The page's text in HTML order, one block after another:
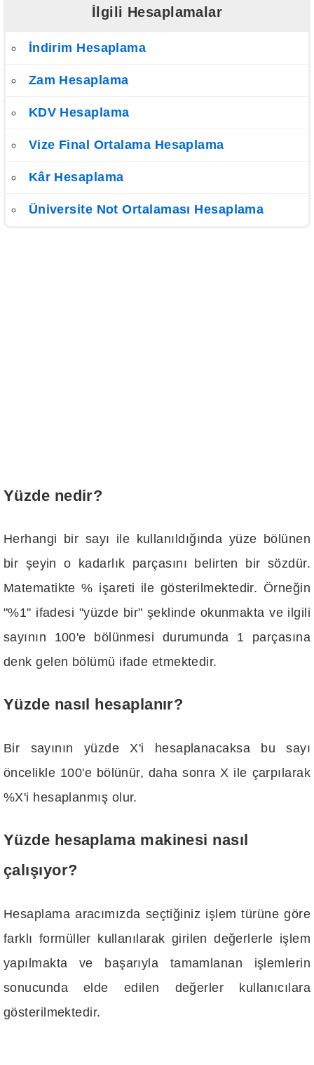
İlgili Hesaplamalar
İndirim Hesaplama
Zam Hesaplama
KDV Hesaplama
Vize Final Ortalama Hesaplama
Kâr Hesaplama
Üniversite Not Ortalaması Hesaplama
Yüzde nedir?
Herhangi bir sayı ile kullanıldığında yüze bölünen
bir şeyin o kadarlık parçasını belirten bir sözdür.
Matematikte % işareti ile gösterilmektedir. Örneğin
"%1" ifadesi "yüzde bir" şeklinde okunmakta ve ilgili
sayının 100'e bölünmesi durumunda 1 parçasına
denk gelen bölümü ifade etmektedir.
Yüzde nasıl hesaplanır?
Bir sayının yüzde X'i hesaplanacaksa bu sayı
öncelikle 100'e bölünür, daha sonra X ile çarpılarak
%X'i hesaplanmış olur.
Yüzde hesaplama makinesi nasıl
çalışıyor?
Hesaplama aracımızda seçtiğiniz işlem türüne göre
farklı formüller kullanılarak girilen değerlerle işlem
yapılmakta ve başarıyla tamamlanan işlemlerin
sonucunda elde edilen değerler kullanıcılara
gösterilmektedir.